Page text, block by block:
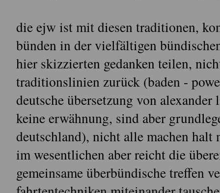
die ejw ist mit diesen traditionen,
bünden in der vielfältigen
hier skizzierten gedanken teilen,
traditionslinien zurück (baden -
deutsche übersetzung von
keine erwähnung, sind aber
deutschland), nicht alle machen halt
im wesentlichen aber reicht die
gemeinsame überbündische treffen